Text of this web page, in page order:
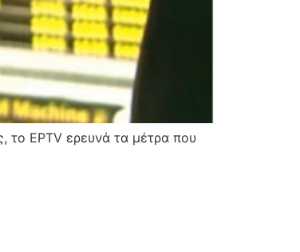
το EPTV ερευνά τα μέτρα που